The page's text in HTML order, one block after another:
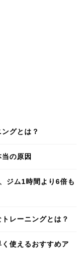
グとは？
の原因
ジム1時間より6倍も
レーニングとは？
く使えるおすすめア